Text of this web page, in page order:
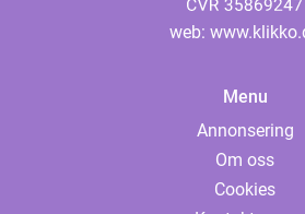
web:
Menu
Annonsering
Om oss
Cookies